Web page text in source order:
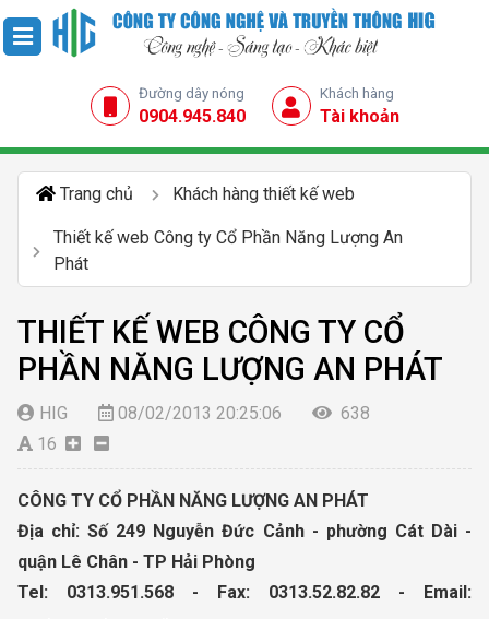
Đường dây nóng
0904.945.840
Khách hàng
Tài khoản
Trang chủ Khách hàng thiết kế web
Thiết kế web Công ty Cổ Phần Năng Lượng An
Phát
THIẾT KẾ WEB CÔNG TY CỔ
PHẦN NĂNG LƯỢNG AN PHÁT
HIG 08/02/2013 20:25:06
638
16
CÔNG TY CỔ PHẦN NĂNG LƯỢNG AN PHÁT
Địa chỉ: Số 249 Nguyễn Đức Cảnh - phường Cát Dài -
quận Lê Chân - TP Hải Phòng
Tel: 0313.951.568 - Fax: 0313.52.82.82 - Email: